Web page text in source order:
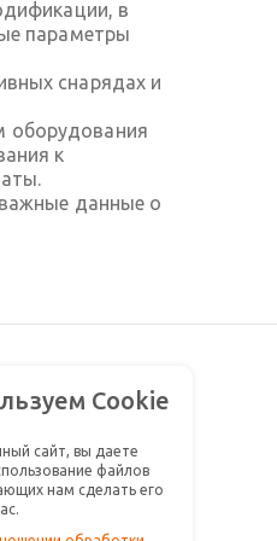
в
параметры
снарядах и
оборудования
к
данные о
Cookie
сайт, вы даете
файлов
нам сделать его